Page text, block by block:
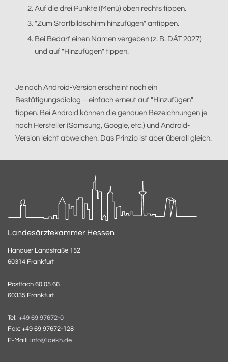
Auf die drei Punkte (Menü) oben rechts tippen.
"Zum Startbildschirm hinzufügen" antippen.
Bei Bedarf einen Namen vergeben (z. B. DÄT 2027)
und auf "Hinzufügen" tippen.
Je nach Android-Version erscheint noch ein
Bestätigungsdialog – einfach erneut auf "Hinzufügen"
tippen. Bei Android können die genauen Bezeichnungen je
nach Hersteller (Samsung, Google, etc.) und Android-
Version leicht abweichen. Das Prinzip ist aber überall gleich.
Landesärztekammer Hessen
Hanauer Landstraße 152
60314 Frankfurt
Postfach 60 05 66
60335 Frankfurt
Tel: +49 69 97672-0
Fax: +49 69 97672-128
E-Mail: info@laekh.de